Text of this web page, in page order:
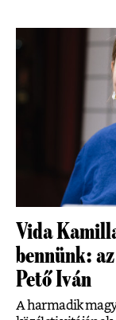
Vida
bennünk:
Pető Iván
A harmadik